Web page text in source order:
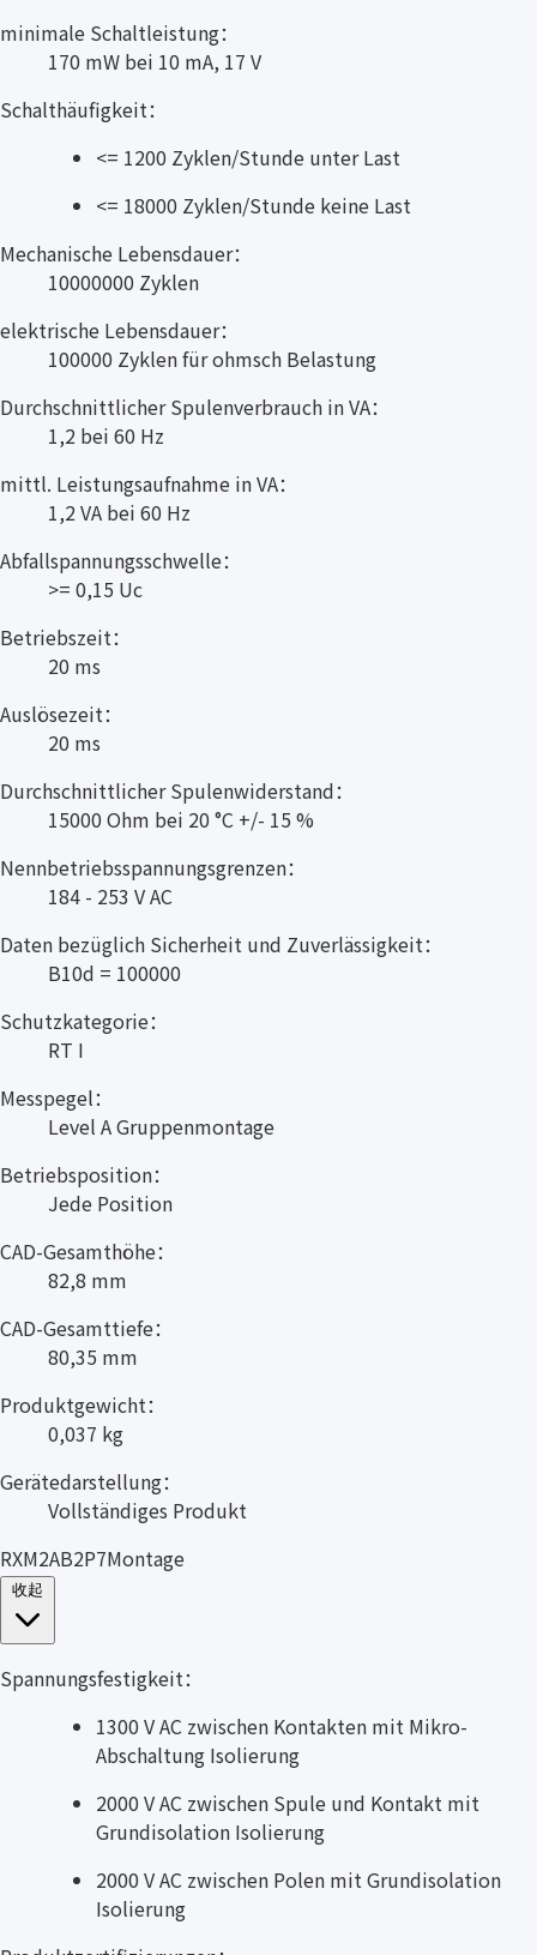
minimale Schaltleistung：
170 mW bei 10 mA, 17 V
Schalthäufigkeit：
<= 1200 Zyklen/Stunde unter Last
<= 18000 Zyklen/Stunde keine Last
Mechanische Lebensdauer：
10000000 Zyklen
elektrische Lebensdauer：
100000 Zyklen für ohmsch Belastung
Durchschnittlicher Spulenverbrauch in VA：
1,2 bei 60 Hz
mittl. Leistungsaufnahme in VA：
1,2 VA bei 60 Hz
Abfallspannungsschwelle：
>= 0,15 Uc
Betriebszeit：
20 ms
Auslösezeit：
20 ms
Durchschnittlicher Spulenwiderstand：
15000 Ohm bei 20 °C +/- 15 %
Nennbetriebsspannungsgrenzen：
184 - 253 V AC
Daten bezüglich Sicherheit und Zuverlässigkeit：
B10d = 100000
Schutzkategorie：
RT I
Messpegel：
Level A Gruppenmontage
Betriebsposition：
Jede Position
CAD-Gesamthöhe：
82,8 mm
CAD-Gesamttiefe：
80,35 mm
Produktgewicht：
0,037 kg
Gerätedarstellung：
Vollständiges Produkt
RXM2AB2P7Montage
Spannungsfestigkeit：
1300 V AC zwischen Kontakten mit Mikro-
Abschaltung Isolierung
2000 V AC zwischen Spule und Kontakt mit
Grundisolation Isolierung
2000 V AC zwischen Polen mit Grundisolation
Isolierung